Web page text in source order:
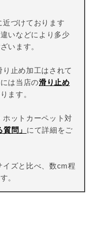
づけております
いなどにより多少
います。
止め加工はされて
は当店の滑り止め
ます。
ットカーペット対
問」 にて詳細をご
イズと比べ、数cm程
。